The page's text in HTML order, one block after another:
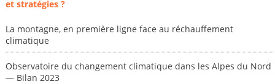
et stratégies ?
La montagne, en première ligne face au réchauffement
climatique
Observatoire du changement climatique dans les Alpes du Nord
— Bilan 2023